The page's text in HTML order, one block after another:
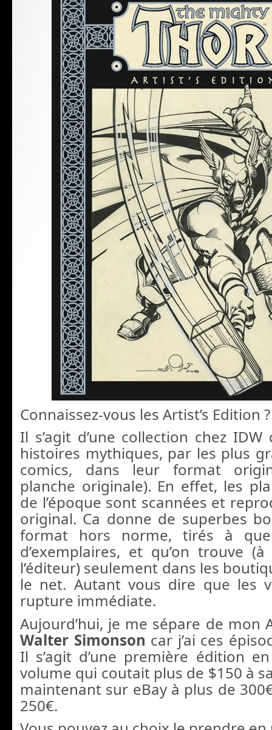
Connaissez-vous les Artist’s Edition ?
Il s’agit d’une collection chez
histoires mythiques, par les plus
comics, dans leur format
planche originale). En effet, les
de l’époque sont scannées et
original. Ca donne de superbes
format hors norme, tirés à
d’exemplaires, et qu’on trouve
l’éditeur) seulement dans les
le net. Autant vous dire que les
rupture immédiate.
Aujourd’hui, je me sépare de mon
Walter Simonson car j’ai ces
Il s’agit d’une première édition
volume qui coutait plus de $150 à
maintenant sur eBay à plus de
250€.